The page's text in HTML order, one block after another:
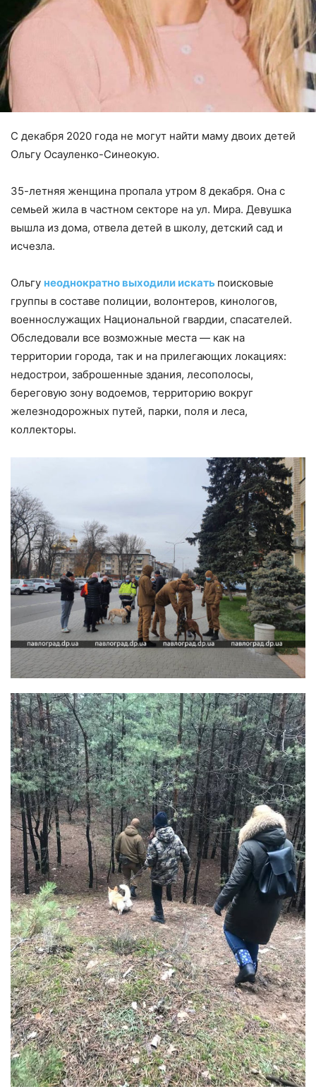
С декабря 2020 года не могут найти маму двоих детей
Ольгу Осауленко-Синеокую.
35-летняя женщина пропала утром 8 декабря. Она с
семьей жила в частном секторе на ул. Мира. Девушка
вышла из дома, отвела детей в школу, детский сад и
исчезла.
Ольгу неоднократно выходили искать поисковые
группы в составе полиции, волонтеров, кинологов,
военнослужащих Национальной гвардии, спасателей.
Обследовали все возможные места — как на
территории города, так и на прилегающих локациях:
недострои, заброшенные здания, лесополосы,
береговую зону водоемов, территорию вокруг
железнодорожных путей, парки, поля и леса,
коллекторы.